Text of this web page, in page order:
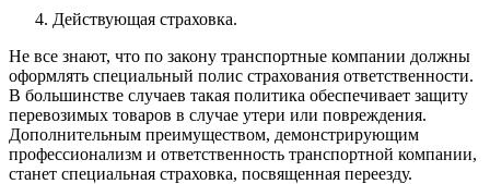
Действующая страховка.
Не все знают, что по закону транспортные компании должны
оформлять специальный полис страхования ответственности.
В большинстве случаев такая политика обеспечивает защиту
перевозимых товаров в случае утери или повреждения.
Дополнительным преимуществом, демонстрирующим
профессионализм и ответственность транспортной компании,
станет специальная страховка, посвященная переезду.